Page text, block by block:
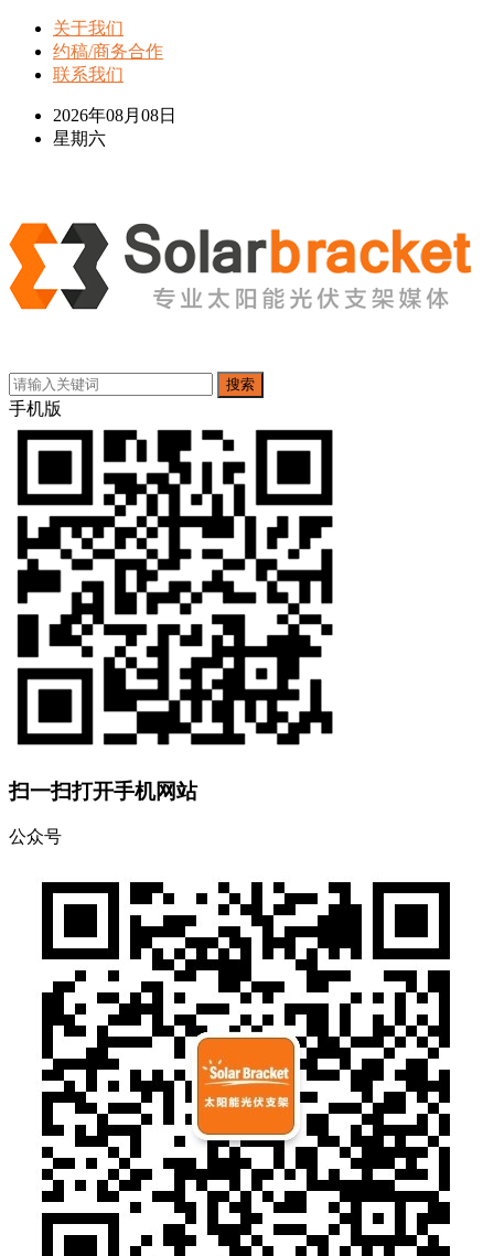
关于我们
约稿/商务合作
联系我们
2026年08月08日
星期六
搜索
手机版
扫一扫打开手机网站
公众号